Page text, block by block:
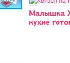
Малышка
кухне